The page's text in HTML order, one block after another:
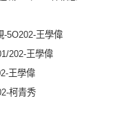
-5O202-王學偉
202-王學偉
王學偉
柯青秀